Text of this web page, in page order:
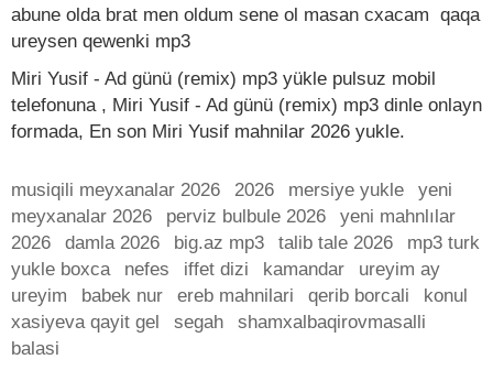
abune olda brat men oldum sene ol masan cxacam qaqa
ureysen qewenki mp3
Miri Yusif - Ad günü (remix) mp3 yükle pulsuz mobil
telefonuna , Miri Yusif - Ad günü (remix) mp3 dinle onlayn
formada, En son Miri Yusif mahnilar 2026 yukle.
musiqili meyxanalar 2026 2026 mersiye yukle
yeni
meyxanalar 2026
perviz bulbule 2026
yeni mahnlılar
2026
damla 2026 big.az mp3 talib tale 2026
mp3 turk
yukle boxca
nefes iffet dizi kamandar
ureyim ay
ureyim
babek nur ereb mahnilari qerib borcali
konul
xasiyeva qayit gel
segah
shamxalbaqirovmasalli
balasi